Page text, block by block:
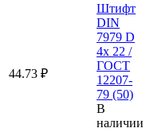
44.73 ₽
Штифт
DIN
7979 D
4x 22 /
ГОСТ
12207-
79 (50)
В
наличии